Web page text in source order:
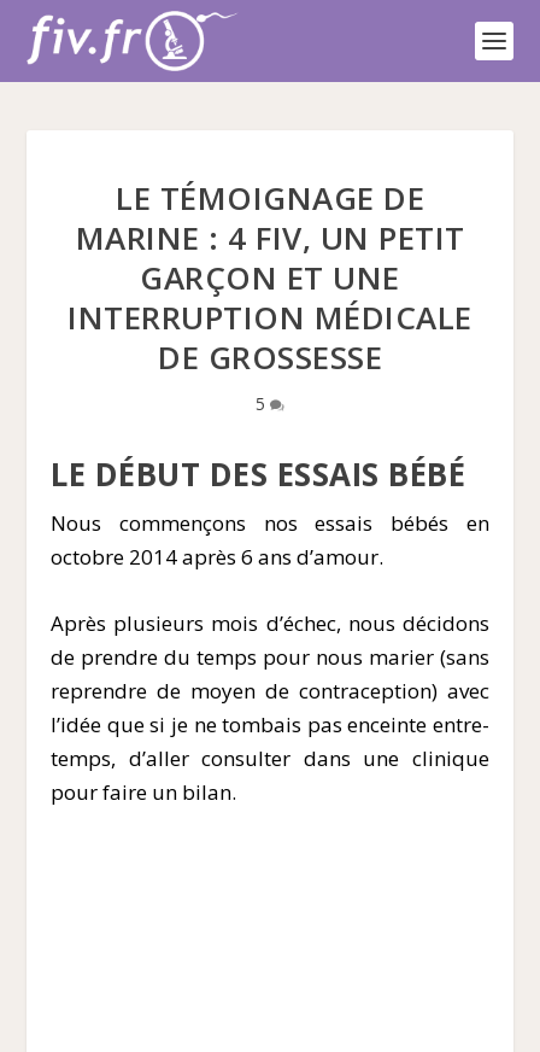
LE TÉMOIGNAGE DE
MARINE : 4 FIV, UN PETIT
GARÇON ET UNE
INTERRUPTION MÉDICALE
DE GROSSESSE
5
LE DÉBUT DES ESSAIS BÉBÉ
Nous commençons nos essais bébés en
octobre 2014 après 6 ans d’amour.
Après plusieurs mois d’échec, nous décidons
de prendre du temps pour nous marier (sans
reprendre de moyen de contraception) avec
l’idée que si je ne tombais pas enceinte entre-
temps, d’aller consulter dans une clinique
pour faire un bilan.